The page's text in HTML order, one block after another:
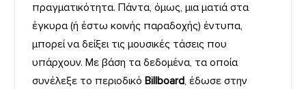
πραγματικότητα. Πάντα, όμως, μια ματιά στα
έγκυρα (ή έστω κοινής παραδοχής) έντυπα,
μπορεί να δείξει τις μουσικές τάσεις που
υπάρχουν. Με βάση τα δεδομένα, τα οποία
συνέλεξε το περιοδικόBillboard, έδωσε στην